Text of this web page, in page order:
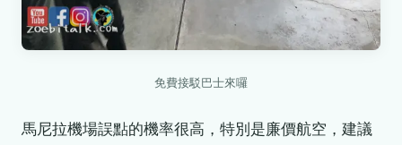
免費接駁巴士來囉
馬尼拉機場誤點的機率很高，特別是廉價航空，建議